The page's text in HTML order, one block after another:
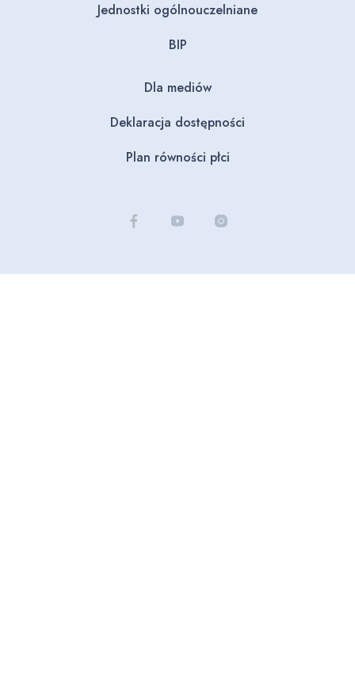
Jednostki ogólnouczelniane
BIP
Dla mediów
Deklaracja dostępności
Plan równości płci